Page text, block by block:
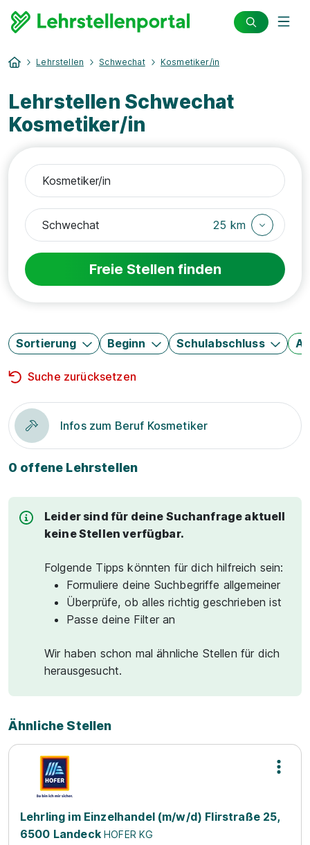
Lehrstellen Schwechat Kosmetiker/in
Lehrstellen Schwechat
Kosmetiker/in
25 km
Freie Stellen finden
Sortierung Beginn Schulabschluss
Suche zurücksetzen
Infos zum Beruf Kosmetiker
0 offene Lehrstellen
Leider sind für deine Suchanfrage aktuell
keine Stellen verfügbar.
Folgende Tipps könnten für dich hilfreich sein:
Formuliere deine Suchbegriffe allgemeiner
Überprüfe, ob alles richtig geschrieben ist
Passe deine Filter an
Wir haben schon mal ähnliche Stellen für dich
herausgesucht.
Ähnliche Stellen
Lehrling im Einzelhandel (m/w/d) Flirstraße 25,
6500 Landeck HOFER KG